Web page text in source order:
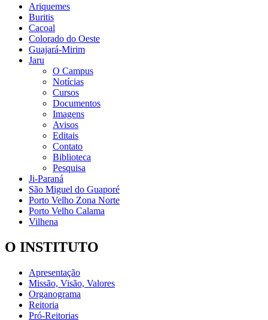
Ariquemes
Buritis
Cacoal
Colorado do Oeste
Guajará-Mirim
Jaru
O Campus
Notícias
Cursos
Documentos
Imagens
Avisos
Editais
Contato
Biblioteca
Pesquisa
Ji-Paraná
São Miguel do Guaporé
Porto Velho Zona Norte
Porto Velho Calama
Vilhena
O INSTITUTO
Apresentação
Missão, Visão, Valores
Organograma
Reitoria
Pró-Reitorias